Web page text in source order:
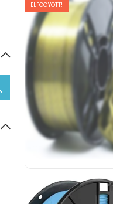
ELFOGYOTT!